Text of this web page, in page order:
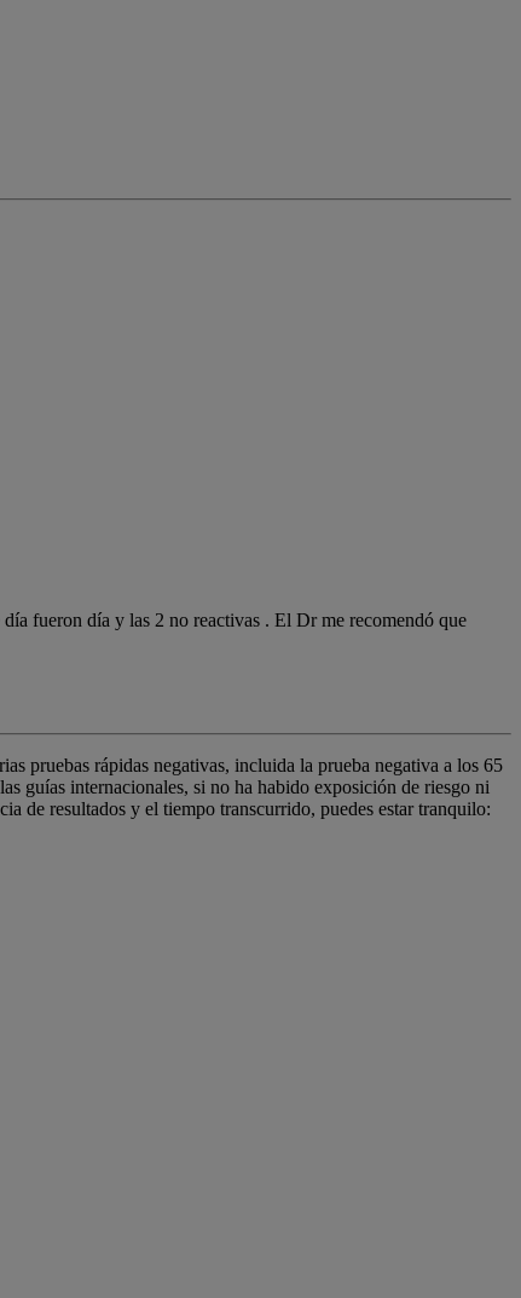
fueron día y las 2 no reactivas . El Dr me recomendó que
pruebas rápidas negativas, incluida la prueba negativa a los 65
guías internacionales, si no ha habido exposición de riesgo ni
de resultados y el tiempo transcurrido, puedes estar tranquilo: